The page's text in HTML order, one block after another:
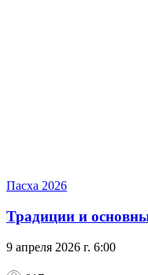
Пасха 2026
Традиции и
9 апреля 2026 г. 6:00